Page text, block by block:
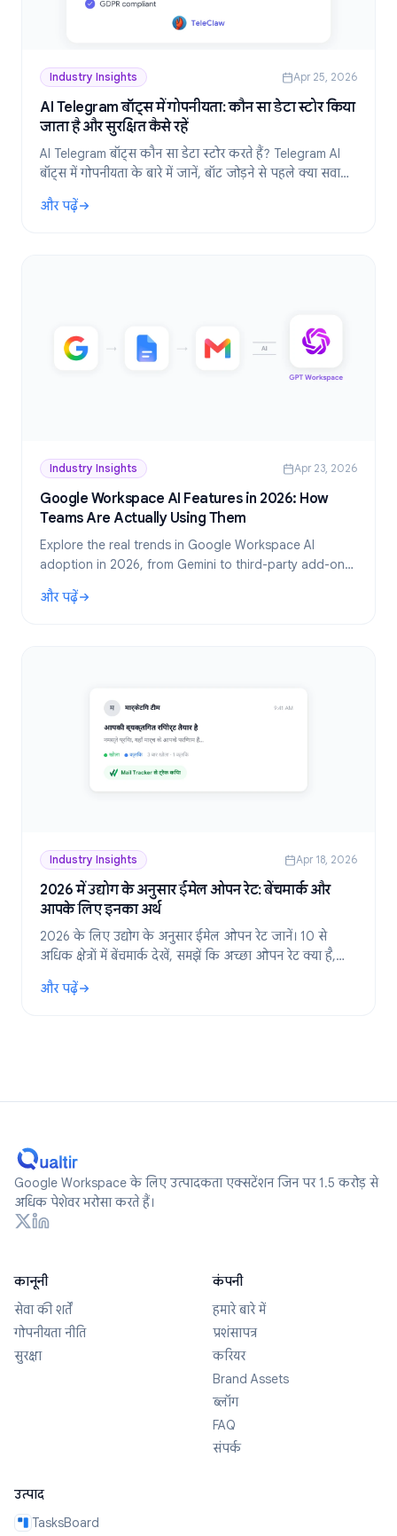
Industry Insights Apr 25, 2026
AI Telegram बॉट्स में गोपनीयता: कौन सा डेटा स्टोर किया
जाता है और सुरक्षित कैसे रहें
AI Telegram बॉट्स कौन सा डेटा स्टोर करते हैं? Telegram AI
बॉट्स में गोपनीयता के बारे में जानें, बॉट जोड़ने से पहले क्या सवाल
पूछें, और TeleClaw आपके डेटा को कैसे संभालता है।
और पढ़ें
: AI Telegram बॉट्स में गोपनीयता: कौन सा डेटा स्टोर किया जाता है
Industry Insights Apr 23, 2026
Google Workspace AI Features in 2026: How
Teams Are Actually Using Them
Explore the real trends in Google Workspace AI
adoption in 2026, from Gemini to third-party add-ons.
Which AI features teams use most, and what's coming
next.
और पढ़ें
: Google Workspace AI Features in 2026: How Teams Are
Industry Insights Apr 18, 2026
2026 में उद्योग के अनुसार ईमेल ओपन रेट: बेंचमार्क और
आपके लिए इनका अर्थ
2026 के लिए उद्योग के अनुसार ईमेल ओपन रेट जानें। 10 से
अधिक क्षेत्रों में बेंचमार्क देखें, समझें कि अच्छा ओपन रेट क्या है,
और इसे ट्रैक और बेहतर कैसे करें।
और पढ़ें
: 2026 में उद्योग के अनुसार ईमेल ओपन रेट: बेंचमार्क और आपके लिए
Google Workspace के लिए उत्पादकता एक्सटेंशन जिन पर 1.5 करोड़ से
अधिक पेशेवर भरोसा करते हैं।
कानूनी
सेवा की शर्तें
गोपनीयता नीति
सुरक्षा
कंपनी
हमारे बारे में
प्रशंसापत्र
करियर
Brand Assets
ब्लॉग
FAQ
संपर्क
उत्पाद
TasksBoard